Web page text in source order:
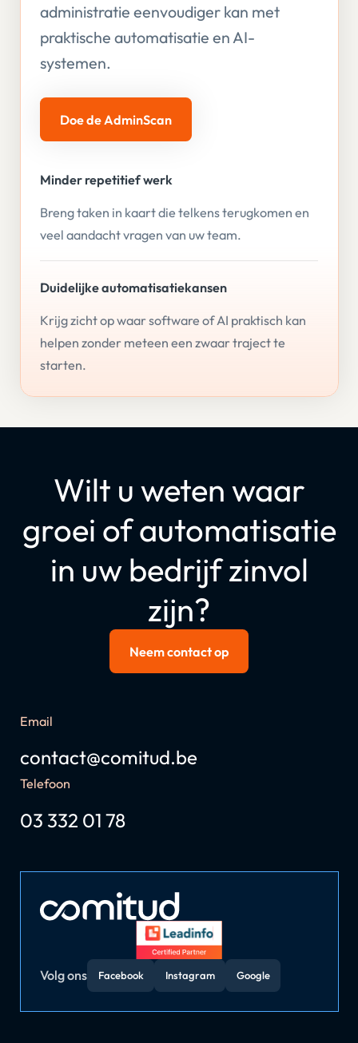
administratie eenvoudiger kan met
praktische automatisatie en AI-
systemen.
Doe de AdminScan
Minder repetitief werk
Breng taken in kaart die telkens terugkomen en
veel aandacht vragen van uw team.
Duidelijke automatisatiekansen
Krijg zicht op waar software of AI praktisch kan
helpen zonder meteen een zwaar traject te
starten.
Wilt u weten waar
groei of automatisatie
in uw bedrijf zinvol
zijn?
Neem contact op
Email
contact@comitud.be
Telefoon
03 332 01 78
Volg ons Facebook Instagram Google